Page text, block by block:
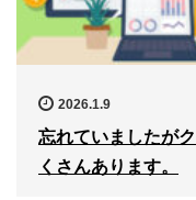
2026.1.9
忘れていましたが
くさんあります。